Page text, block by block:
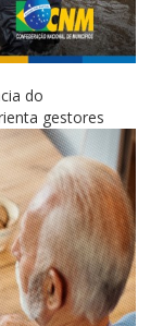
do
gestores